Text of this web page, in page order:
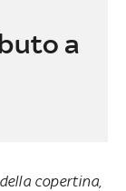
a
copertina,